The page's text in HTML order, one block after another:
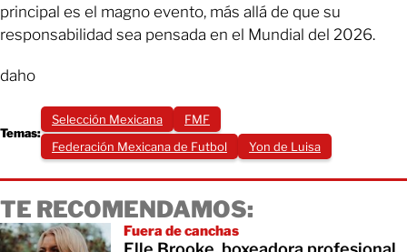
principal es el magno evento, más allá de que su
responsabilidad sea pensada en el Mundial del 2026.
daho
Temas:
Selección Mexicana
FMF
Federación Mexicana de Futbol
Yon de Luisa
TE RECOMENDAMOS:
Fuera de canchas